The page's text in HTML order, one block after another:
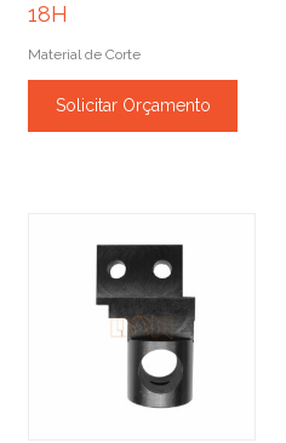
18H
Material de Corte
Solicitar Orçamento